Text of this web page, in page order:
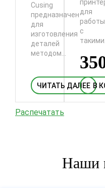
Cusing
предназначен
для
изготовления
деталей
методом...
ЧИТАТЬ ДАЛЕЕ
для
работы
с
такими...
В
Распечатать
Наши